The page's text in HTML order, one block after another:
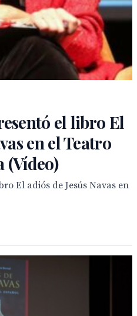
el libro El
en el Teatro
(Vídeo)
El adiós de Jesús Navas en